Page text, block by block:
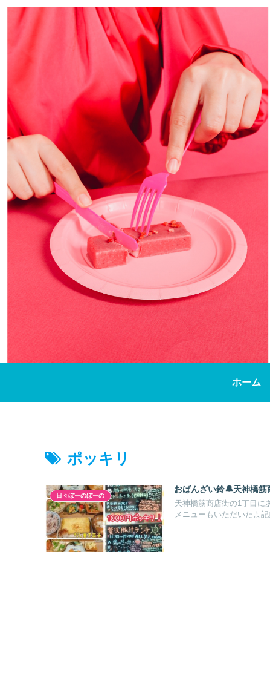
ホーム
ポッキリ
日々ぼーのぼーの
おばんざい鈴🔔天神橋筋
天神橋筋商店街の1丁目に
メニューもいただいたよ記